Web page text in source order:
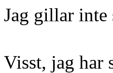
Jag gillar
Visst, jag